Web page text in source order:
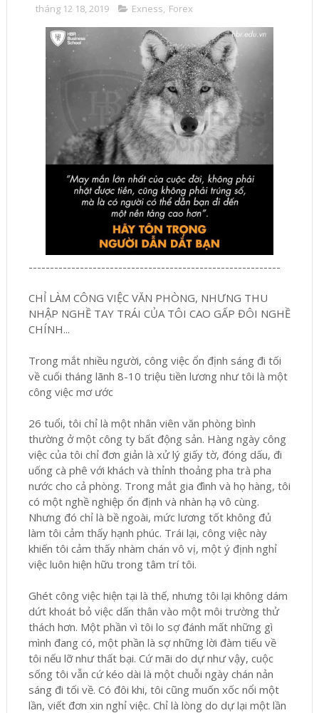
tháng 12 18, 2019 Exness, Forex
-----------------------------------------------------------
CHỈ LÀM CÔNG VIỆC VĂN PHÒNG, NHƯNG THU
NHẬP NGHỀ TAY TRÁI CỦA TÔI CAO GẤP ĐÔI NGHỀ
CHÍNH...
Trong mắt nhiều người, công việc ổn định sáng đi tối
về cuối tháng lãnh 8-10 triệu tiền lương như tôi là một
công việc mơ ước
26 tuổi, tôi chỉ là một nhân viên văn phòng bình
thường ở một công ty bất động sản. Hàng ngày công
việc của tôi chỉ đơn giản là xử lý giấy tờ, đóng dấu, đi
uống cà phê với khách và thỉnh thoảng pha trà pha
nước cho cả phòng. Trong mắt gia đình và họ hàng, tôi
có một nghề nghiệp ổn định và nhàn hạ vô cùng.
Nhưng đó chỉ là bề ngoài, mức lương tốt không đủ
làm tôi cảm thấy hạnh phúc. Trái lại, công việc này
khiến tôi cảm thấy nhàm chán vô vị, một ý định nghỉ
việc luôn hiện hữu trong tâm trí tôi.
Ghét công việc hiện tại là thế, nhưng tôi lại không dám
dứt khoát bỏ việc dấn thân vào một môi trường thử
thách hơn. Một phần vì tôi lo sợ đánh mất những gì
mình đang có, một phần là sợ những lời đàm tiếu về
tôi nếu lỡ như thất bại. Cứ mãi do dự như vậy, cuộc
sống tôi vẫn cứ kéo dài là một chuỗi ngày chán nản
sáng đi tối về. Có đôi khi, tôi cũng muốn xốc nổi một
lần, viết đơn xin nghỉ việc. Chỉ là lòng do dự lại một lần